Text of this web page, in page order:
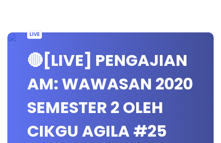
LIVE
🔴[LIVE] PENGAJIAN
AM: WAWASAN 2020
SEMESTER 2 OLEH
CIKGU AGILA #25